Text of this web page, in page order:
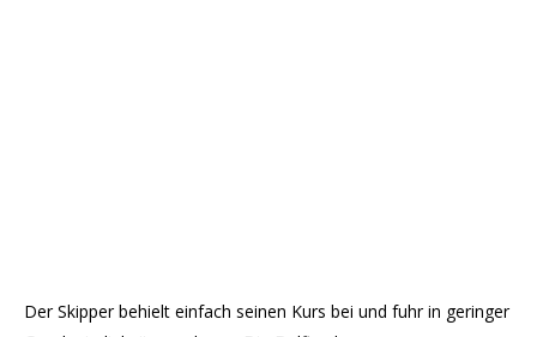
Der Skipper behielt einfach seinen Kurs bei und fuhr in geringer